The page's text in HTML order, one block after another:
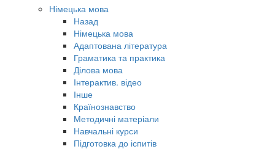
Німецька мова
Назад
Німецька мова
Адаптована література
Граматика та практика
Ділова мова
Інтерактив. відео
Інше
Країнознавство
Методичні матеріали
Навчальні курси
Підготовка до іспитів